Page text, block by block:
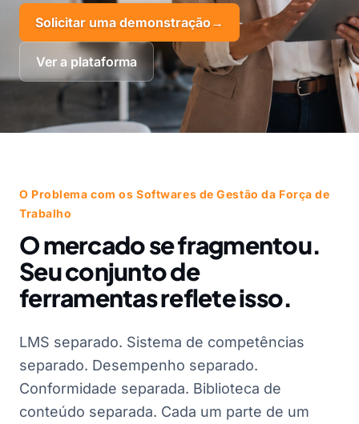
Solicitar uma demonstração→
Ver a plataforma
O Problema com os Softwares de Gestão da Força de
Trabalho
O mercado se fragmentou.
Seu conjunto de
ferramentas reflete isso.
LMS separado. Sistema de competências
separado. Desempenho separado.
Conformidade separada. Biblioteca de
conteúdo separada. Cada um parte de um